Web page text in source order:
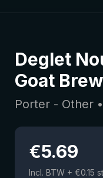
Deglet
Goat
Porter - Other
€5.69
Incl. BTW + €0.15